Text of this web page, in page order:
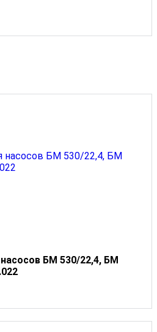
БМ 530/22,4, БМ